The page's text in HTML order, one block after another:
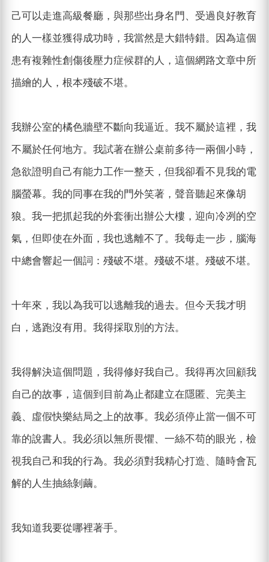
己可以走進高級餐廳，與那些出身名門、受過良好教育
的人一樣並獲得成功時，我當然是大錯特錯。因為這個
患有複雜性創傷後壓力症候群的人，這個網路文章中所
描繪的人，根本殘破不堪。
我辦公室的橘色牆壁不斷向我逼近。我不屬於這裡，我
不屬於任何地方。我試著在辦公桌前多待一兩個小時，
急欲證明自己有能力工作一整天，但我卻看不見我的電
腦螢幕。我的同事在我的門外笑著，聲音聽起來像胡
狼。我一把抓起我的外套衝出辦公大樓，迎向冷冽的空
氣，但即使在外面，我也逃離不了。我每走一步，腦海
中總會響起一個詞：殘破不堪。殘破不堪。殘破不堪。
十年來，我以為我可以逃離我的過去。但今天我才明
白，逃跑沒有用。我得採取別的方法。
我得解決這個問題，我得修好我自己。我得再次回顧我
自己的故事，這個到目前為止都建立在隱匿、完美主
義、虛假快樂結局之上的故事。我必須停止當一個不可
靠的說書人。我必須以無所畏懼、一絲不苟的眼光，檢
視我自己和我的行為。我必須對我精心打造、隨時會瓦
解的人生抽絲剝繭。
我知道我要從哪裡著手。